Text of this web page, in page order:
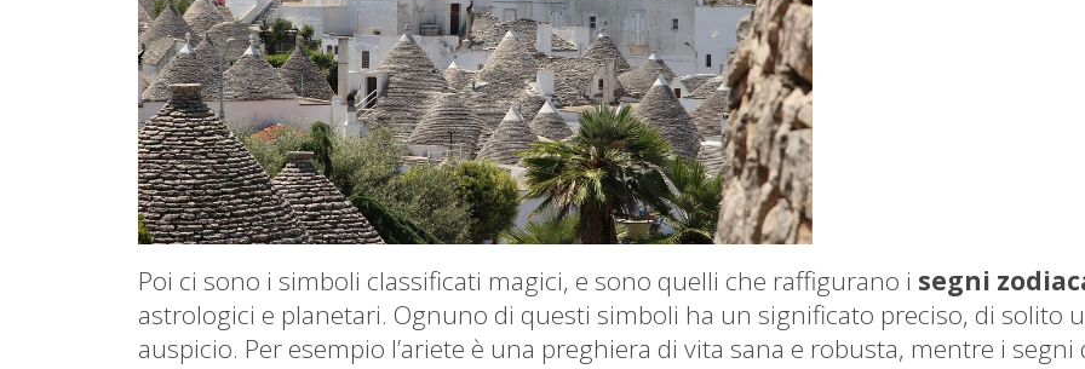
Poi ci sono i simboli classificati magici, e sono quelli che raffigurano i segni
astrologici e planetari. Ognuno di questi simboli ha un significato preciso, di solito
auspicio. Per esempio l’ariete è una preghiera di vita sana e robusta, mentre i segni